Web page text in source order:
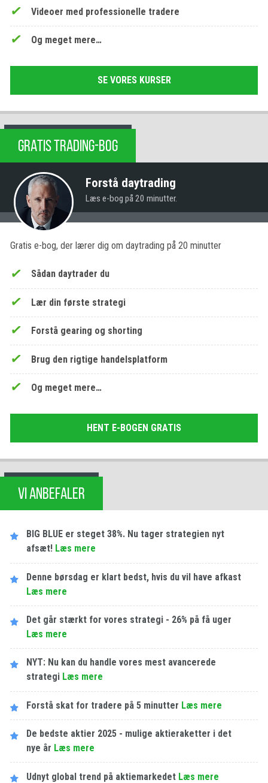
Videoer med professionelle tradere
Og meget mere…
SE VORES KURSER
GRATIS TRADING-BOG
Forstå daytrading
Læs e-bog på 20 minutter.
Gratis e-bog, der lærer dig om daytrading på 20 minutter
Sådan daytrader du
Lær din første strategi
Forstå gearing og shorting
Brug den rigtige handelsplatform
Og meget mere…
HENT E-BOGEN GRATIS
VI ANBEFALER
BIG BLUE er steget 38%. Nu tager strategien nyt
afsæt! Læs mere
Denne børsdag er klart bedst, hvis du vil have afkast
Læs mere
Det går stærkt for vores strategi - 26% på få uger
Læs mere
NYT: Nu kan du handle vores mest avancerede
strategi Læs mere
Forstå skat for tradere på 5 minutter Læs mere
De bedste aktier 2025 - mulige aktieraketter i det
nye år Læs mere
Udnyt global trend på aktiemarkedet Læs mere